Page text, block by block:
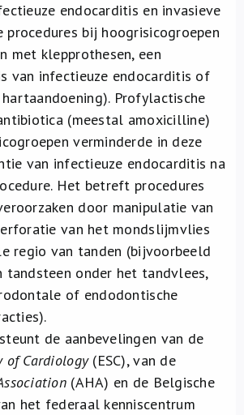
endocarditis en invasieve
procedures bij hoogrisicogroepen
met klepprothesen, een
van infectieuze endocarditis of
Profylactische
(meestal amoxicilline)
verminderde in deze
van infectieuze endocarditis na
Het betreft procedures
door manipulatie van
van het mondslijmvlies
regio van tanden (bijvoorbeeld
tandsteen onder het tandvlees,
of endodontische
de aanbevelingen van de
of Cardiology(ESC), van de
(AHA) en de Belgische
het federaal kenniscentrum